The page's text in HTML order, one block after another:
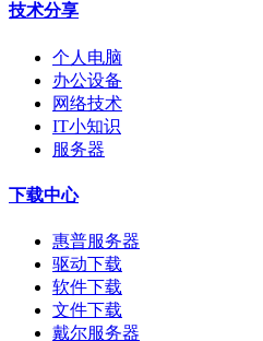
技术分享
个人电脑
办公设备
网络技术
IT小知识
服务器
下载中心
惠普服务器
驱动下载
软件下载
文件下载
戴尔服务器